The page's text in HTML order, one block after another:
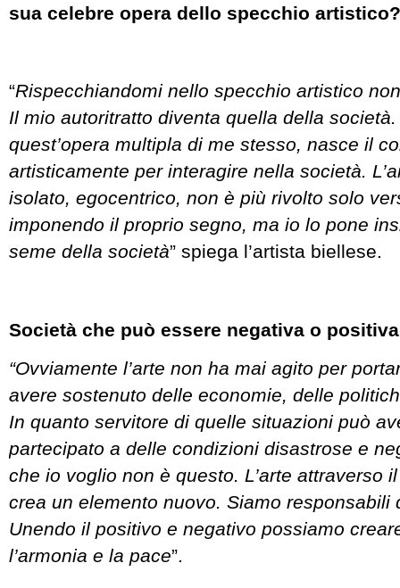
sua celebre opera dello specchio artistico?
“Rispecchiandomi nello specchio artistico
Il mio autoritratto diventa quella della
quest’opera multipla di me stesso, nasce il
artisticamente per interagire nella società.
isolato, egocentrico, non è più rivolto solo
imponendo il proprio segno, ma io lo pone
seme della società” spiega l’artista biellese.
Società che può essere negativa o
“Ovviamente l’arte non ha mai agito per
avere sostenuto delle economie, delle
In quanto servitore di quelle situazioni può
partecipato a delle condizioni disastrose e
che io voglio non è questo. L’arte attraverso
crea un elemento nuovo. Siamo responsabili
Unendo il positivo e negativo possiamo
l’armonia e la pace”.